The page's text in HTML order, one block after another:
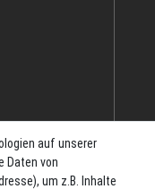
auf unserer
Daten von
um z.B. Inhalte